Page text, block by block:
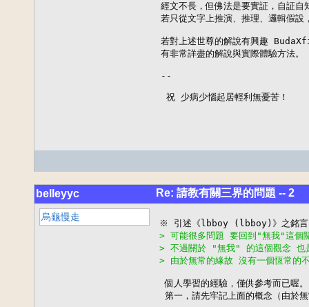
經文不長，但佛法是要實証，自証自
若只從文字上推演、推理、邏輯假設
若對上述世尊的解說有興趣
有非常詳盡的解說與實際體驗方法。
--
祝 少病少惱起居輕利無憂苦！
belleyyc Re: 請教有關三界的問題 -- 2
烏龜慢走
> 可能很多問題 要回到"無我"這個
> 不過關於 "無我" 的這個觀念 也
> 由於無常的緣故 沒有一個恆常的
個人學習的經驗，僅供參考而已喔。
第一，請先牢記上面的概念（由於